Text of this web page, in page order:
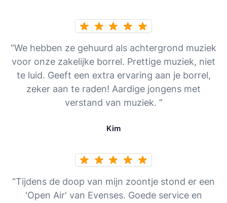
“We hebben ze gehuurd als achtergrond muziek
voor onze zakelijke borrel. Prettige muziek, niet
te luid. Geeft een extra ervaring aan je borrel,
zeker aan te raden! Aardige jongens met
verstand van muziek. ”
Kim
“Tijdens de doop van mijn zoontje stond er een
'Open Air' van Evenses. Goede service en